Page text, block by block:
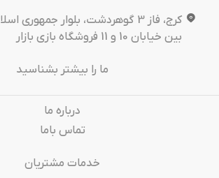
کرج، فاز 3 گوهردشت، بلوار جمهوری
بین خیابان 10 و 11 فروشگاه بازی بازار
ما را بیشتر بشناسید
درباره‌ ما
تماس باما
خدمات مشتریان